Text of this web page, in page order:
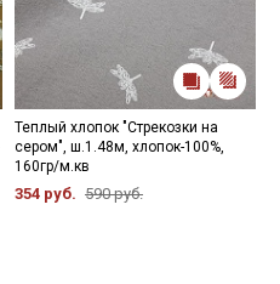
Теплый хлопок "Стрекозки на
сером", ш.1.48м, хлопок-100%,
160гр/м.кв
354 руб. 590 руб.